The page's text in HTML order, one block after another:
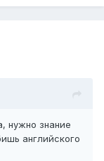
нужно знание
английского